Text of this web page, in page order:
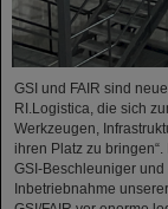
GSI und FAIR sind
RI.Logistica, die sich
Werkzeugen,
ihren Platz zu
GSI-Beschleuniger
Inbetriebnahme